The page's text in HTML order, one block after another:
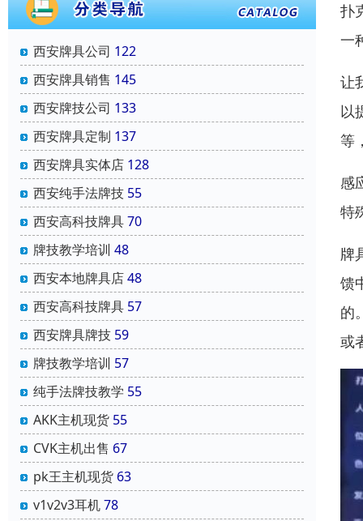
西安牌具公司 122
西安牌具销售 145
西安牌技公司 133
西安牌具定制 137
西安牌具实体店 128
西安纯手法牌技 55
西安高科技牌具70
牌技教学培训 48
西安本地牌具店48
西安高科技牌具 57
西安牌具牌技 59
牌技教学培训 57
纯手法牌技教学 55
AKK主机现货 55
CVK主机出售 67
pk王主机现货 63
v1v2v3耳机78
扑
一
让
以
等
感
特
牌
馈
的
或